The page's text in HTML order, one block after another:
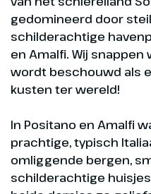
gedomineerd door
schilderachtige
en Amalfi. Wij
wordt beschouwd als
kusten ter wereld!
In Positano en Amalfi
prachtige, typisch
omliggende bergen,
schilderachtige